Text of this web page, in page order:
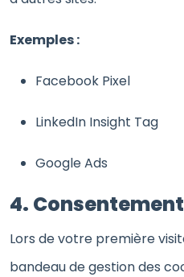
Exemples :
Facebook Pixel
LinkedIn Insight Tag
Google Ads
4. Consentement
Lors de votre première
bandeau de gestion des